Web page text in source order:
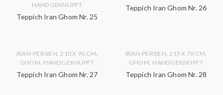
HANDGEKNÜPFT
Teppich Iran Ghom Nr. 25
Teppich Iran Ghom Nr. 26
IRAN-PERSIEN, 210 X 90 CM,
GHOM, HANDGEKNÜPFT
Teppich Iran Ghom Nr. 27
IRAN-PERSIEN, 215 X 70 CM,
GHOM, HANDGEKNÜPFT
Teppich Iran Ghom Nr. 28